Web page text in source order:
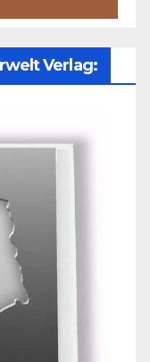
Verlag: